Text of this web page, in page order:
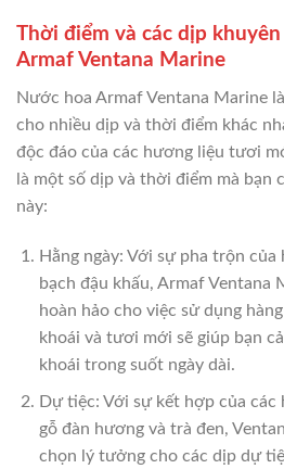
Thời điểm và các dịp
Armaf Ventana Marine
Nước hoa Armaf Ventana Marine
cho nhiều dịp và thời điểm khác
độc đáo của các hương liệu tươi
là một số dịp và thời điểm mà bạn
này:
Hằng ngày: Với sự pha trộn của
bạch đậu khấu, Armaf Ventana
hoàn hảo cho việc sử dụng
khoái và tươi mới sẽ giúp bạn
khoái trong suốt ngày dài.
Dự tiệc: Với sự kết hợp của
gỗ đàn hương và trà đen,
chọn lý tưởng cho các dịp dự